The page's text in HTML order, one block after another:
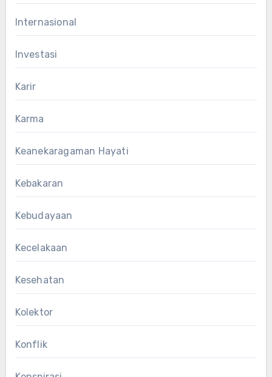
Internasional
Investasi
Karir
Karma
Keanekaragaman Hayati
Kebakaran
Kebudayaan
Kecelakaan
Kesehatan
Kolektor
Konflik